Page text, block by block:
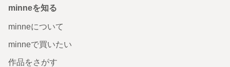
minneを知る
minneについて
minneで買いたい
作品をさがす